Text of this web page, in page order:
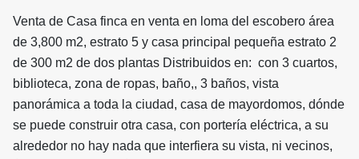
Venta de Casa finca en venta en loma del escobero área
de 3,800 m2, estrato 5 y casa principal pequeña estrato 2
de 300 m2 de dos plantas Distribuidos en: con 3 cuartos,
biblioteca, zona de ropas, baño,, 3 baños, vista
panorámica a toda la ciudad, casa de mayordomos, dónde
se puede construir otra casa, con portería eléctrica, a su
alrededor no hay nada que interfiera su vista, ni vecinos,